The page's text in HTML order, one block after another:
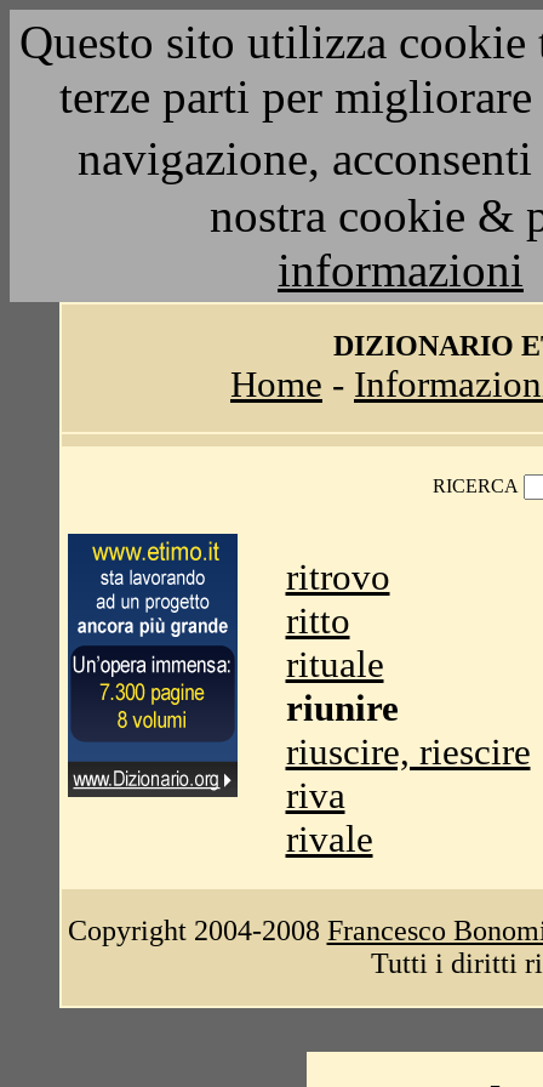
Questo sito utilizza
terze parti per
navigazione,
nostra cookie &
informazioni
DIZIONARIO
Home -
RICERCA
ritrovo
ritto
rituale
riunire
riuscire, riescire
riva
rivale
Copyright 2004-2008 Francesco
Tutti i diritti